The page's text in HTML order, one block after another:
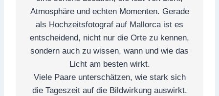
Atmosphäre und echten Momenten. Gerade
als Hochzeitsfotograf auf Mallorca ist es
entscheidend, nicht nur die Orte zu kennen,
sondern auch zu wissen, wann und wie das
Licht am besten wirkt.
Viele Paare unterschätzen, wie stark sich
die Tageszeit auf die Bildwirkung auswirkt.